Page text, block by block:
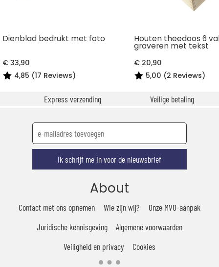
Dienblad bedrukt met foto
€ 33,90
4,85 (17 Reviews)
Houten theedoos 6
graveren met tekst
€ 20,90
5,00 (2 Reviews)
Express verzending Veilige betaling
Ik schrijf me in voor de nieuwsbrief
About
Contact met ons opnemen Wie zijn wij?
Onze MVO-aanpak
Juridische kennisgeving
Algemene voorwaarden
Veiligheid en privacy
Cookies